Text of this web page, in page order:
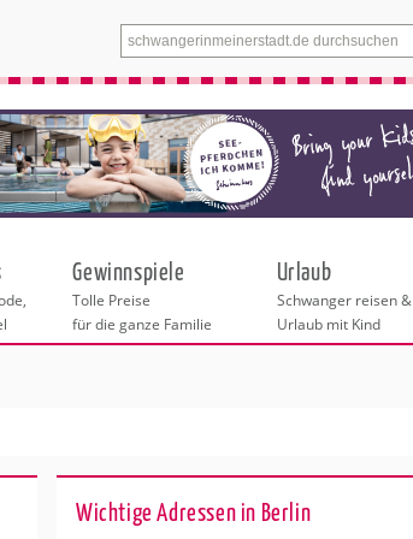
Menü
Gewinnspiele
Tolle Preise
für die ganze Familie
Urlaub
Schwanger reisen &
Urlaub mit Kind
Wichtige Adressen in Berlin